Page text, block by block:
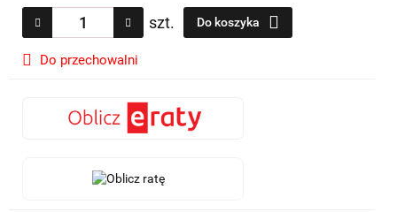
szt. Do koszyka
Do przechowalni